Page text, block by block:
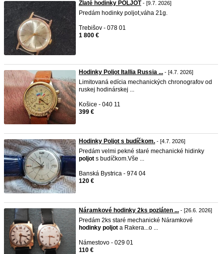
Zlaté hodinky POLJOT- [9.7. 2026]
Predám hodinky poljot,váha 21g.
Trebišov - 078 01
1 800 €
Hodinky Poljot Itallia Russia ... - [4.7. 2026]
Limitovaná edícia mechanických chronografov od
ruskej hodinárskej ...
Košice - 040 11
399 €
Hodinky Poljot s budíčkom. - [4.7. 2026]
Predám velmi pekné staré mechanické hidinky
poljot s budíčkom.Vše ...
Banská Bystrica - 974 04
120 €
Náramkové hodinky 2ks pozláten ... - [26.6. 2026]
Predám 2ks staré mechanické Náramkové
hodinky poljot a Rakera...o ...
Námestovo - 029 01
110 €